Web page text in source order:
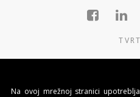
Na ovoj mrežnoj stranici